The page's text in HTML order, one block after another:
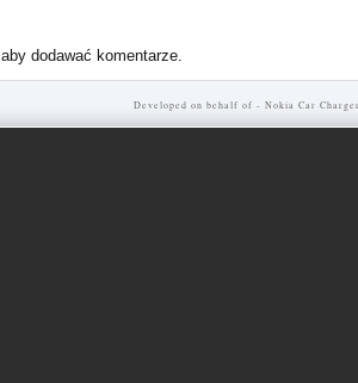
aby dodawać komentarze.
Developed on behalf of - Nokia Car